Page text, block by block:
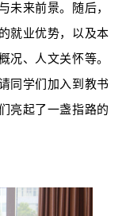
未来前景。随后，
就业优势，以及本
况、人文关怀等。
同学们加入到教书
亮起了一盏指路的